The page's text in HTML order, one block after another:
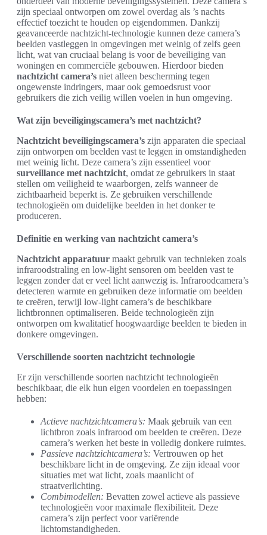
zijn speciaal ontworpen om zowel overdag als ’s nachts
effectief toezicht te houden op eigendommen. Dankzij
geavanceerde nachtzicht-technologie kunnen deze camera’s
beelden vastleggen in omgevingen met weinig of zelfs geen
licht, wat van cruciaal belang is voor de beveiliging van
woningen en commerciële gebouwen. Hierdoor bieden
nachtzicht camera’s niet alleen bescherming tegen
ongewenste indringers, maar ook gemoedsrust voor
gebruikers die zich veilig willen voelen in hun omgeving.
Wat zijn beveiligingscamera’s met nachtzicht?
Nachtzicht beveiligingscamera’s zijn apparaten die speciaal
zijn ontworpen om beelden vast te leggen in omstandigheden
met weinig licht. Deze camera’s zijn essentieel voor
surveillance met nachtzicht, omdat ze gebruikers in staat
stellen om veiligheid te waarborgen, zelfs wanneer de
zichtbaarheid beperkt is. Ze gebruiken verschillende
technologieën om duidelijke beelden in het donker te
produceren.
Definitie en werking van nachtzicht camera’s
Nachtzicht apparatuur maakt gebruik van technieken zoals
infraroodstraling en low-light sensoren om beelden vast te
leggen zonder dat er veel licht aanwezig is. Infraroodcamera’s
detecteren warmte en gebruiken deze informatie om beelden
te creëren, terwijl low-light camera’s de beschikbare
lichtbronnen optimaliseren. Beide technologieën zijn
ontworpen om kwalitatief hoogwaardige beelden te bieden in
donkere omgevingen.
Verschillende soorten nachtzicht technologie
Er zijn verschillende soorten nachtzicht technologieën
beschikbaar, die elk hun eigen voordelen en toepassingen
hebben:
Actieve nachtzichtcamera’s: Maak gebruik van een
lichtbron zoals infrarood om beelden te creëren. Deze
camera’s werken het beste in volledig donkere ruimtes.
Passieve nachtzichtcamera’s: Vertrouwen op het
beschikbare licht in de omgeving. Ze zijn ideaal voor
situaties met wat licht, zoals maanlicht of
straatverlichting.
Combimodellen: Bevatten zowel actieve als passieve
technologieën voor maximale flexibiliteit. Deze
camera’s zijn perfect voor variërende
lichtomstandigheden.